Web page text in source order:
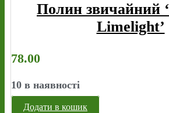
Полин звичайний
Limelight’
78.00
10 в наявності
Додати в кошик